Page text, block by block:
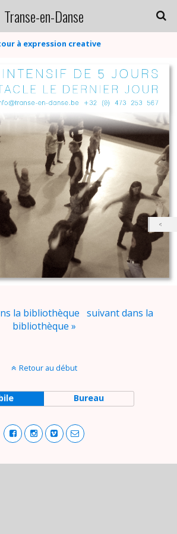
Transe-en-Danse
à expression creative
la bibliothèque suivant dans la
bibliothèque »
Retour au début
Bureau